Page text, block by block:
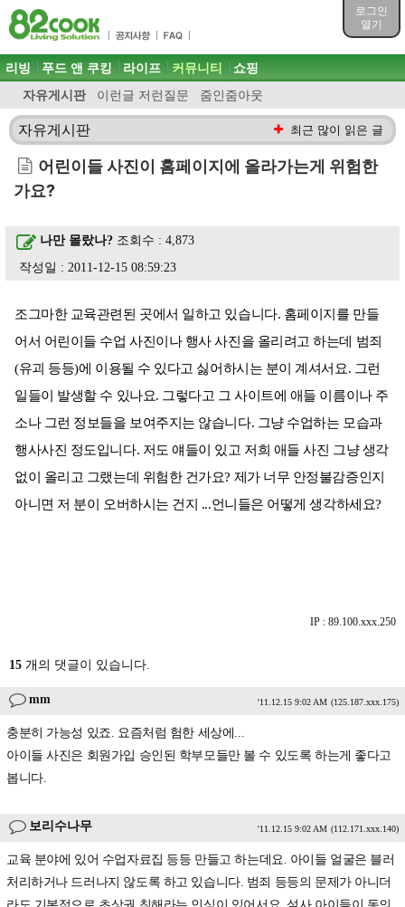
로그인
열기
목차
주메뉴 바로가기
컨텐츠 바로가기
검색 바로가기
로그인 바로가기
주메뉴
리빙 푸드 앤 쿠킹 라이프 커뮤니티
자유게시판 이런글 저런질문 줌인줌아웃
쇼핑
자유게시판 최근 많이 읽은 글
어린이들 사진이 홈페이지에 올라가는게 위험한
가요?
나만 몰랐나? 조회수 : 4,873
작성일 : 2011-12-15 08:59:23
조그마한 교육관련된 곳에서 일하고 있습니다. 홈페이지를 만들
어서 어린이들 수업 사진이나 행사 사진을 올리려고 하는데 범죄
(유괴 등등)에 이용될 수 있다고 싫어하시는 분이 계셔서요. 그런
일들이 발생할 수 있나요. 그렇다고 그 사이트에 애들 이름이나 주
소나 그런 정보들을 보여주지는 않습니다. 그냥 수업하는 모습과
행사사진 정도입니다. 저도 얘들이 있고 저희 애들 사진 그냥 생각
없이 올리고 그랬는데 위험한 건가요? 제가 너무 안정불감증인지
아니면 저 분이 오버하시는 건지 ...언니들은 어떻게 생각하세요?
IP : 89.100.xxx.250
15 개의 댓글이 있습니다.
mm '11.12.15 9:02 AM (125.187.xxx.175)
충분히 가능성 있죠. 요즘처럼 험한 세상에...
아이들 사진은 회원가입 승인된 학부모들만 볼 수 있도록 하는게 좋다고
봅니다.
보리수나무 '11.12.15 9:02 AM (112.171.xxx.140)
교육 분야에 있어 수업자료집 등등 만들고 하는데요. 아이들 얼굴은 블러
처리하거나 드러나지 않도록 하고 있습니다. 범죄 등등의 문제가 아니더